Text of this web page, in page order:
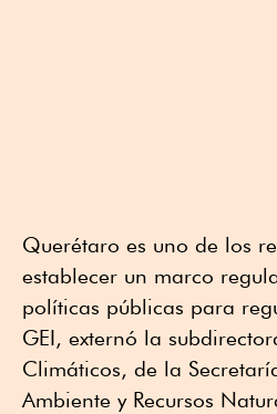
Querétaro es uno de los
establecer un marco
políticas públicas para
GEI, externó la
Climáticos, de la
Ambiente y Recursos